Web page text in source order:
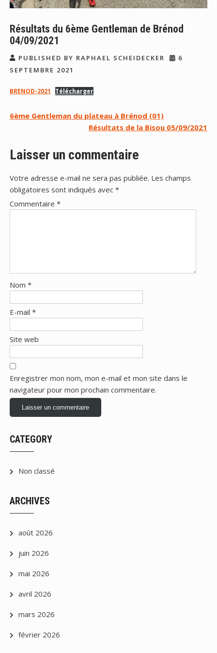
Résultats du 6ème Gentleman de Brénod
04/09/2021
PUBLISHED BY RAPHAEL SCHEIDECKER
6
SEPTEMBRE 2021
BRENOD-2021 Télécharger
Navigation
l’article
6ème Gentleman du plateau à Brénod (01)
Résultats de la Bisou 05/09/2021
Laisser un commentaire
Votre adresse e-mail ne sera pas publiée. Les champs
obligatoires sont indiqués avec *
Commentaire *
Nom *
E-mail *
Site web
Enregistrer mon nom, mon e-mail et mon site dans le
navigateur pour mon prochain commentaire.
CATEGORY
Non classé
ARCHIVES
août 2026
juin 2026
mai 2026
avril 2026
mars 2026
février 2026